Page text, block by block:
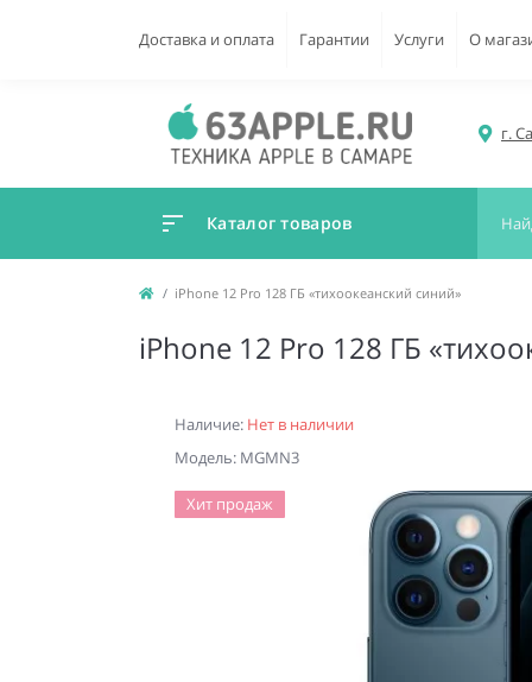
Доставка и оплата Гарантии Услуги О
г.
Каталог товаров
iPhone 12 Pro 128 ГБ «тихоокеанский синий»
iPhone 12 Pro 128 ГБ
Наличие: Нет в наличии
Модель: MGMN3
Хит продаж